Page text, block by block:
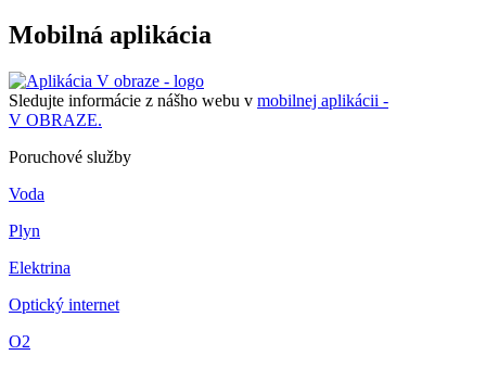
Mobilná aplikácia
Sledujte informácie z nášho webu v mobilnej aplikácii -
V OBRAZE.
Poruchové služby
Voda
Plyn
Elektrina
Optický internet
O2